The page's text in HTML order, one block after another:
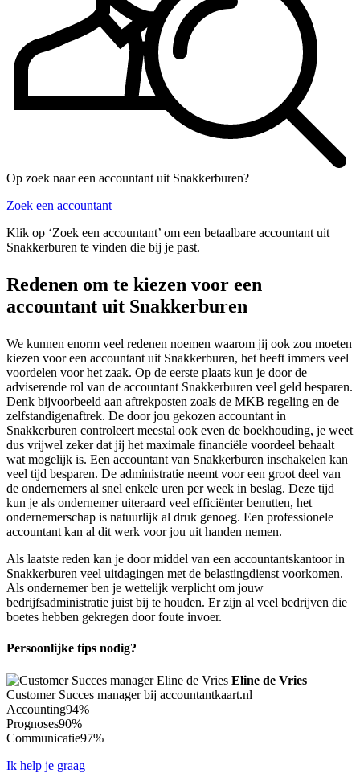
Op zoek naar een accountant uit Snakkerburen?
Zoek een accountant
Klik op ‘Zoek een accountant’ om een betaalbare accountant uit
Snakkerburen te vinden die bij je past.
Redenen om te kiezen voor een
accountant uit Snakkerburen
We kunnen enorm veel redenen noemen waarom jij ook zou moeten
kiezen voor een accountant uit Snakkerburen, het heeft immers veel
voordelen voor het zaak. Op de eerste plaats kun je door de
adviserende rol van de accountant Snakkerburen veel geld besparen.
Denk bijvoorbeeld aan aftrekposten zoals de MKB regeling en de
zelfstandigenaftrek. De door jou gekozen accountant in
Snakkerburen controleert meestal ook even de boekhouding, je weet
dus vrijwel zeker dat jij het maximale financiële voordeel behaalt
wat mogelijk is. Een accountant van Snakkerburen inschakelen kan
veel tijd besparen. De administratie neemt voor een groot deel van
de ondernemers al snel enkele uren per week in beslag. Deze tijd
kun je als ondernemer uiteraard veel efficiënter benutten, het
ondernemerschap is natuurlijk al druk genoeg. Een professionele
accountant kan al dit werk voor jou uit handen nemen.
Als laatste reden kan je door middel van een accountantskantoor in
Snakkerburen veel uitdagingen met de belastingdienst voorkomen.
Als ondernemer ben je wettelijk verplicht om jouw
bedrijfsadministratie juist bij te houden. Er zijn al veel bedrijven die
boetes hebben gekregen door foute invoer.
Persoonlijke tips nodig?
Eline de Vries
Customer Succes manager bij accountantkaart.nl
Accounting94%
Prognoses90%
Communicatie97%
Ik help je graag